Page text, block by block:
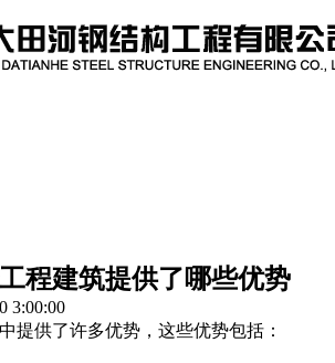
程建筑提供了哪些优势
3:00:00
提供了许多优势，这些优势包括：